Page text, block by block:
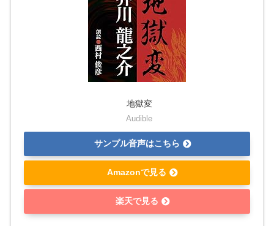
地獄変
Audible
サンプル音声はこちら
Amazonで見る
楽天で見る